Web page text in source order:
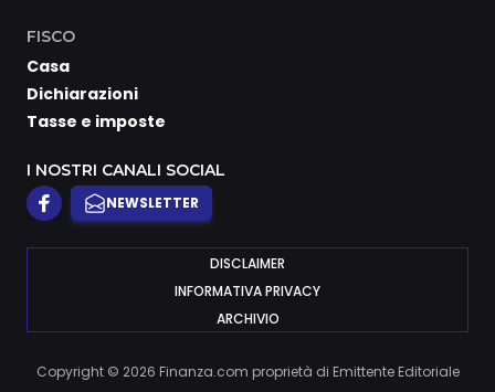
FISCO
Casa
Dichiarazioni
Tasse e imposte
I NOSTRI CANALI SOCIAL
NEWSLETTER
DISCLAIMER
INFORMATIVA PRIVACY
ARCHIVIO
Copyright © 2026 Finanza.com proprietà di Emittente Editoriale